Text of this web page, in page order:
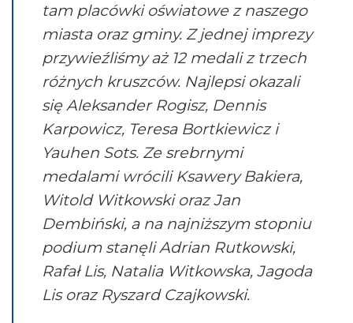
tam placówki oświatowe z naszego
miasta oraz gminy. Z jednej imprezy
przywieźliśmy aż 12 medali z trzech
różnych kruszców. Najlepsi okazali
się Aleksander Rogisz, Dennis
Karpowicz, Teresa Bortkiewicz i
Yauhen Sots. Ze srebrnymi
medalami wrócili Ksawery Bakiera,
Witold Witkowski oraz Jan
Dembiński, a na najniższym stopniu
podium stanęli Adrian Rutkowski,
Rafał Lis, Natalia Witkowska, Jagoda
Lis oraz Ryszard Czajkowski.